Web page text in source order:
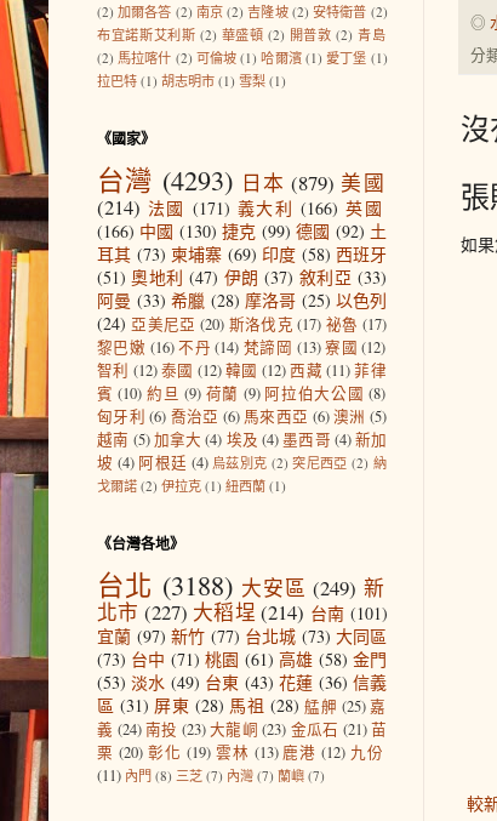
◎
分
如
較
(2) 加爾各答 (2) 南京 (2) 吉隆坡 (2) 安特衛普 (2)
布宜諾斯艾利斯 (2) 華盛頓 (2) 開普敦 (2) 青島
(2) 馬拉喀什 (2) 可倫坡 (1) 哈爾濱 (1) 愛丁堡 (1)
拉巴特 (1) 胡志明市 (1) 雪梨 (1)
《國家》
台灣 (4293) 日本 (879) 美國
(214) 法國 (171) 義大利 (166) 英國
(166) 中國 (130) 捷克 (99) 德國 (92) 土
耳其 (73) 柬埔寨 (69) 印度 (58) 西班牙
(51) 奧地利 (47) 伊朗 (37) 敘利亞 (33)
阿曼 (33) 希臘 (28) 摩洛哥 (25) 以色列
(24) 亞美尼亞 (20) 斯洛伐克 (17) 祕魯 (17)
黎巴嫩 (16) 不丹 (14) 梵諦岡 (13) 寮國 (12)
智利 (12)泰國 (12)韓國 (12)西藏 (11) 菲律
賓 (10) 約旦 (9) 荷蘭 (9) 阿拉伯大公國 (8)
匈牙利 (6) 喬治亞 (6) 馬來西亞 (6)澳洲 (5)
越南 (5) 加拿大 (4) 埃及 (4)墨西哥 (4)新加
坡 (4) 阿根廷 (4) 烏茲別克 (2) 突尼西亞 (2) 納
戈爾諾 (2) 伊拉克 (1) 紐西蘭 (1)
《台灣各地》
台北 (3188) 大安區 (249) 新
北市 (227) 大稻埕 (214) 台南 (101)
宜蘭 (97) 新竹 (77) 台北城 (73) 大同區
(73) 台中 (71) 桃園 (61) 高雄 (58) 金門
(53) 淡水 (49) 台東 (43) 花蓮 (36) 信義
區 (31) 屏東 (28) 馬祖 (28) 艋舺 (25) 嘉
義 (24) 南投 (23)大龍峒 (23) 金瓜石 (21)苗
栗 (20) 彰化 (19) 雲林 (13) 鹿港 (12) 九份
(11) 內門 (8) 三芝 (7) 內灣 (7) 蘭嶼 (7)